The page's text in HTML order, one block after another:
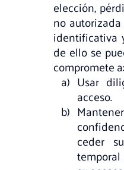
elección,
no
identificativa
de ello se
compromete a:
Usar
acceso.
ceder